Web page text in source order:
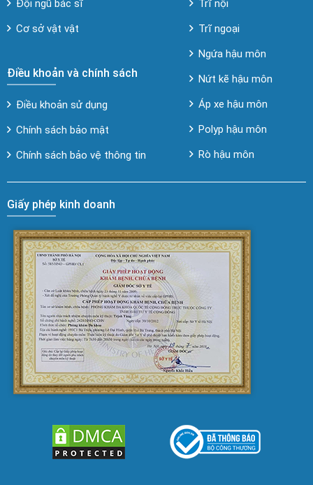
Đội ngũ bác sĩ
Cơ sở vật vật
Điều khoản và chính sách
Điều khoản sử dụng
Chính sách bảo mật
Chính sách bảo vệ thông tin
Trĩ nội
Trĩ ngoại
Ngứa hậu môn
Nứt kẽ hậu môn
Áp xe hậu môn
Polyp hậu môn
Rò hậu môn
Giấy phép kinh doanh